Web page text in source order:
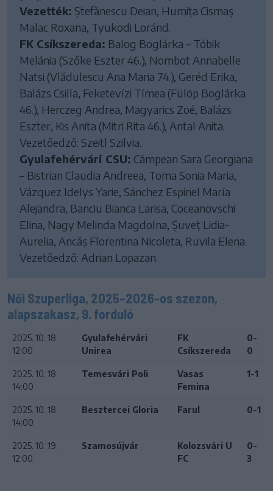
Vezették: Ștefănescu Deian, Humița Cismaș
Malac Roxana, Tyukodi Loránd.
FK Csíkszereda: Balog Boglárka – Tóbik
Melánia (Szőke Eszter 46.), Nombot Annabelle
Natsi (Vlădulescu Ana Maria 74.), Geréd Erika,
Balázs Csilla, Feketevízi Tímea (Fülöp Boglárka
46.), Herczeg Andrea, Magyarics Zoé, Balázs
Eszter, Kis Anita (Mitri Rita 46.), Antal Anita.
Vezetőedző: Szeitl Szilvia.
Gyulafehérvári CSU: Câmpean Sara Georgiana
– Bistrian Claudia Andreea, Toma Sonia Maria,
Vázquez Idelys Yarie, Sánchez Espinel María
Alejandra, Banciu Bianca Larisa, Coceanovschi
Elina, Nagy Melinda Magdolna, Șuveț Lidia-
Aurelia, Ancăș Florentina Nicoleta, Ruvila Elena.
Vezetőedző: Adrian Lopazan.
Női Szuperliga, 2025–2026-os szezon,
alapszakasz, 9. forduló
2025. 10. 18.
12:00
Gyulafehérvári
Unirea
FK
Csíkszereda
0-
0
2025. 10. 18.
14:00
Temesvári Poli
Vasas
Femina
1-1
2025. 10. 18.
14:00
Besztercei Gloria Farul 0-1
2025. 10. 19.
12:00
Szamosújvár
Kolozsvári U
FC
0-
3